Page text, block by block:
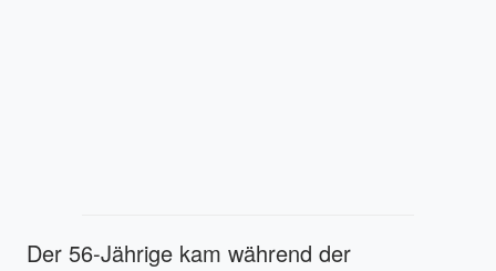
Der 56-Jährige kam während der